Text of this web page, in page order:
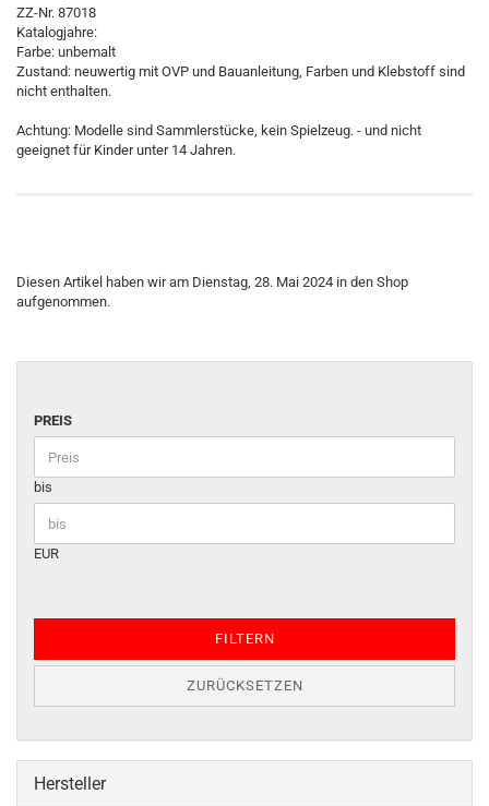
ZZ-Nr. 87018
Katalogjahre:
Farbe: unbemalt
Zustand: neuwertig mit OVP und Bauanleitung, Farben und Klebstoff sind
nicht enthalten.
Achtung: Modelle sind Sammlerstücke, kein Spielzeug. - und nicht
geeignet für Kinder unter 14 Jahren.
Diesen Artikel haben wir am Dienstag, 28. Mai 2024 in den Shop
aufgenommen.
PREIS
bis
EUR
FILTERN
ZURÜCKSETZEN
Hersteller